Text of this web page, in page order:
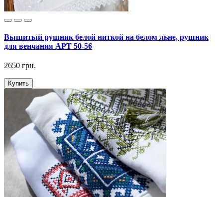
Вышитый рушник белой ниткой на белом льне, рушник
для венчания АРТ 50-56
2650 грн.
Купить